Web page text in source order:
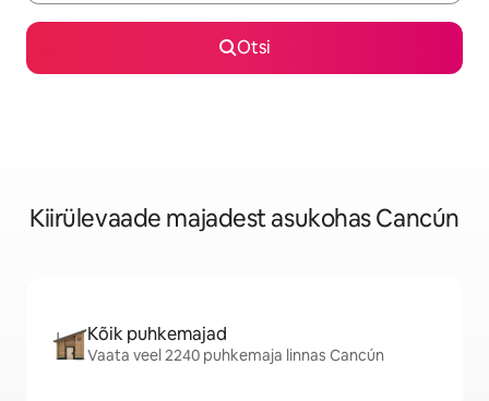
Otsi
Kiirülevaade majadest asukohas Cancún
Kõik puhkemajad
Vaata veel 2240 puhkemaja linnas Cancún